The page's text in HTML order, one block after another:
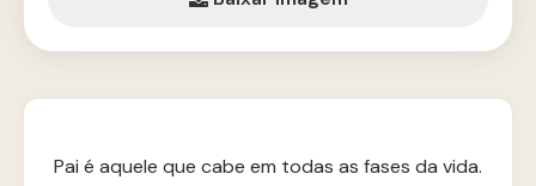
Pai é aquele que cabe em todas as fases da vida.